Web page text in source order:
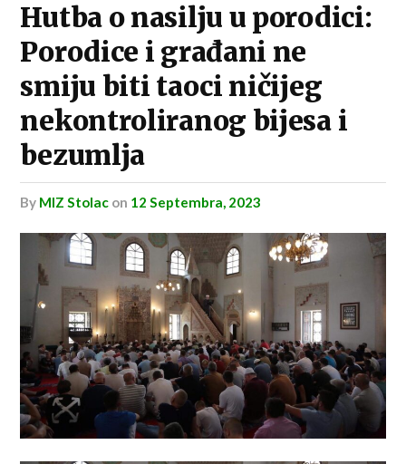
Hutba o nasilju u porodici:
Porodice i građani ne
smiju biti taoci ničijeg
nekontroliranog bijesa i
bezumlja
by MIZ Stolac on 12 Septembra, 2023